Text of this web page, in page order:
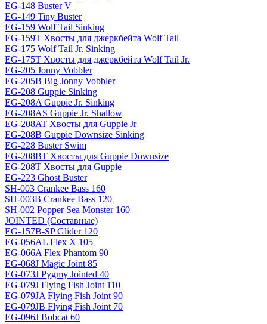
EG-148 Buster V
EG-149 Tiny Buster
EG-159 Wolf Tail Sinking
EG-159T Хвосты для джеркбейта Wolf Tail
EG-175 Wolf Tail Jr. Sinking
EG-175T Хвосты для джеркбейта Wolf Tail Jr.
EG-205 Jonny Vobbler
EG-205B Big Jonny Vobbler
EG-208 Guppie Sinking
EG-208A Guppie Jr. Sinking
EG-208AS Guppie Jr. Shallow
EG-208AT Хвосты для Guppie Jr
EG-208B Guppie Downsize Sinking
EG-228 Buster Swim
EG-208BT Хвосты для Guppie Downsize
EG-208T Хвосты для Guppie
EG-223 Ghost Buster
SH-003 Crankee Bass 160
SH-003B Crankee Bass 120
SH-002 Popper Sea Monster 160
JOINTED (Составные)
EG-157B-SP Glider 120
EG-056AL Flex X 105
EG-066A Flex Phantom 90
EG-068J Magic Joint 85
EG-073J Pygmy Jointed 40
EG-079J Flying Fish Joint 110
EG-079JA Flying Fish Joint 90
EG-079JB Flying Fish Joint 70
EG-096J Bobcat 60